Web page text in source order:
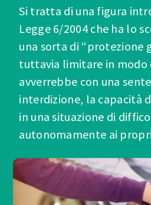
Si tratta di una figura
Legge 6/2004 che ha lo
una sorta di “protezione
tuttavia limitare in modo
avverrebbe con una
interdizione, la capacità
in una situazione di
autonomamente ai